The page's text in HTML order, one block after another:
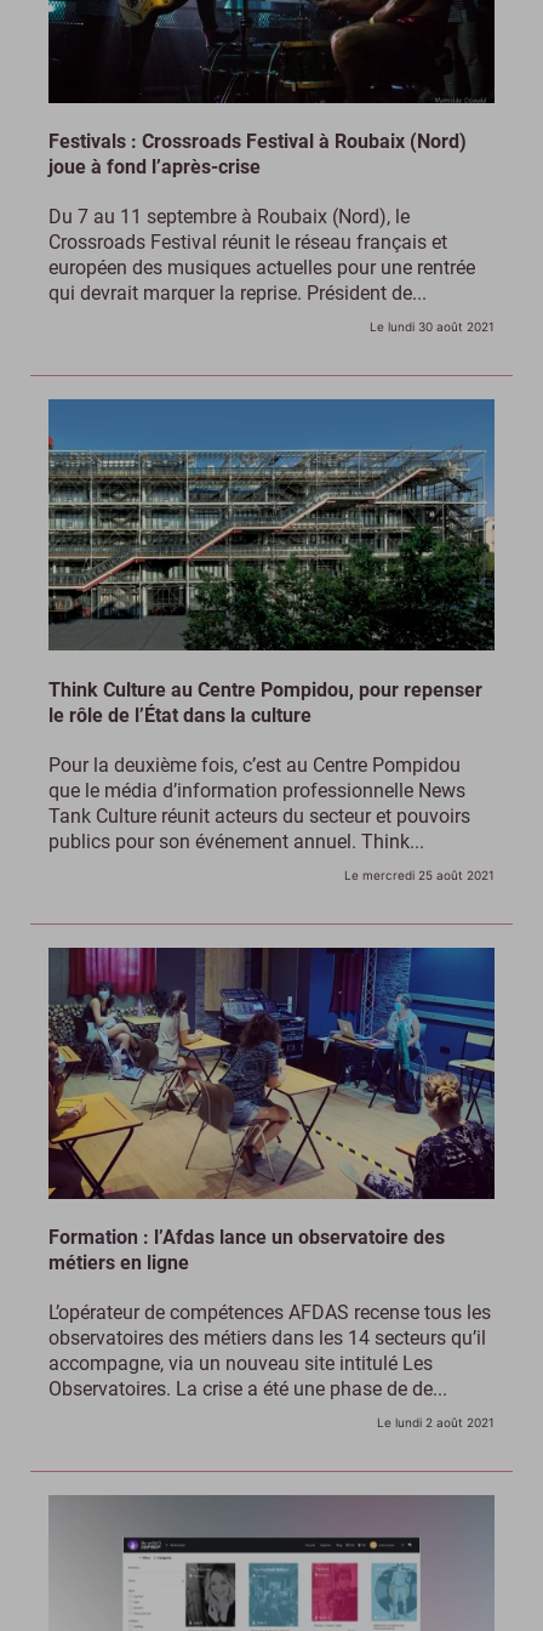
Festivals : Crossroads Festival à Roubaix (Nord)
joue à fond l’après-crise
Du 7 au 11 septembre à Roubaix (Nord), le
Crossroads Festival réunit le réseau français et
européen des musiques actuelles pour une rentrée
qui devrait marquer la reprise. Président de...
Le lundi 30 août 2021
Think Culture au Centre Pompidou, pour repenser
le rôle de l’État dans la culture
Pour la deuxième fois, c’est au Centre Pompidou
que le média d’information professionnelle News
Tank Culture réunit acteurs du secteur et pouvoirs
publics pour son événement annuel. Think...
Le mercredi 25 août 2021
Formation : l’Afdas lance un observatoire des
métiers en ligne
L’opérateur de compétences AFDAS recense tous les
observatoires des métiers dans les 14 secteurs qu’il
accompagne, via un nouveau site intitulé Les
Observatoires. La crise a été une phase de de...
Le lundi 2 août 2021